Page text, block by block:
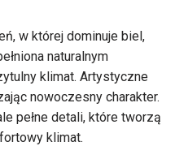
w której dominuje biel,
naturalnym
klimat. Artystyczne
nowoczesny charakter.
pełne detali, które tworzą
klimat.